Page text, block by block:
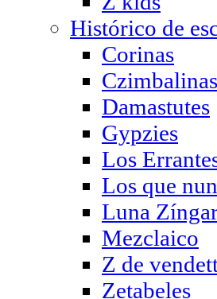
Histórico de
Corinas
Czimbalinas
Damastutes
Gypzies
Los
Los que
Luna
Mezclaico
Z de
Zetabeles